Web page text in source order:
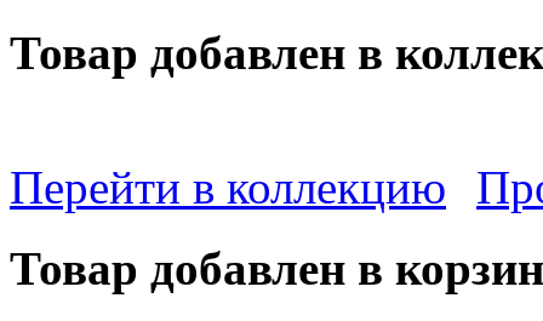
Товар добавлен в
Перейти в коллекцию
Товар добавлен в